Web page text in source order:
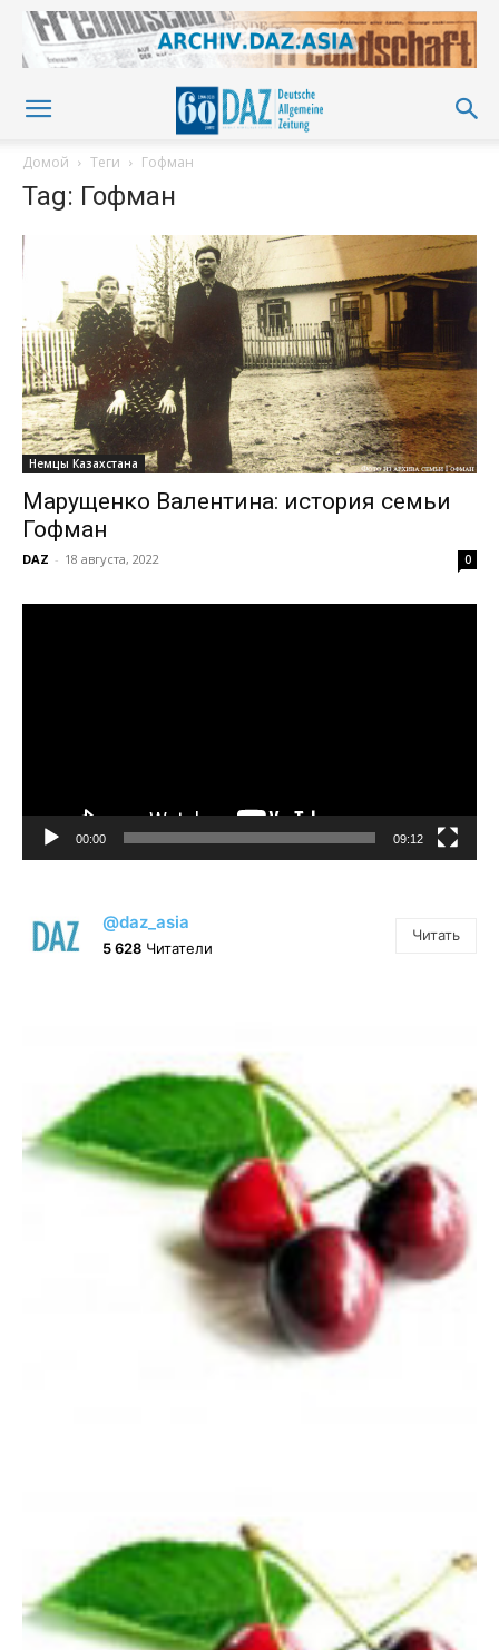
Домой Теги Гофман
Tag: Гофман
Немцы Казахстана
Марущенко Валентина: история семьи
Гофман
DAZ - 18 августа, 2022 0
00:00 09:12
@daz_asia
5 628 Читатели
Читать